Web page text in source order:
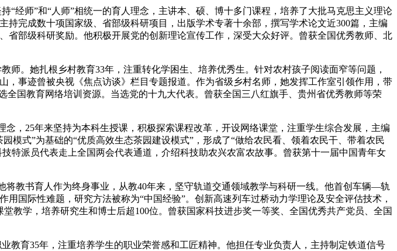
师”和“人师”相统一的育人理念，主讲本、硕、博十多门课程，培养了大批马克思主义理论
完成数十项国家级、省部级科研项目，出版学术专著十余部，撰写学术论文近300篇，主编
部级科研奖励。他积极开展党的创新理论宣传工作，深受大众好评。曾获全国优秀教师、北
。她扎根乡村教育33年，注重转化学困生、培养优秀生。针对农村孩子阅读面窄等问题，
事迹曾被央视《焦点访谈》栏目专题报道。作为省级乡村名师，她发挥工作室引领作用，带
国教育网络培训资源。当选党的十九大代表。曾获全国三八红旗手、贵州省优秀教师等荣
25年来坚持为本科生授课，积极探索课程改革，开设网络课堂，注重学生综合发展，主编
模式”为基础的“优质高效生态茶园建设模式”，形成了“做给农民看、领着农民干、带着农民
特派员代表走上全国两会代表通道，介绍科技助农兴农富农故事。曾获第十一届中国青年女
教书育人作为终身事业，从教40年来，坚守轨道交通领域教学与科研一线。他首创车辆—轨
国际性难题，研究方法被称为“中国经验”。创新高速列车过桥动力学理论及安全评估技术，
教学，培养研究生和博士后超100位。曾获国家科技进步奖一等奖、全国优秀共产党员、全国
育35年，注重培养学生的职业荣誉感和工匠精神。他担任专业负责人，主持制定铁道信号